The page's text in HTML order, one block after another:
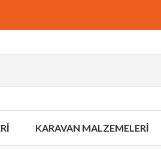
KARAVAN MALZEMELERİ